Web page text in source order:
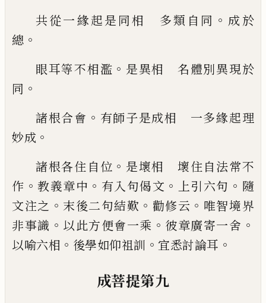
共從一緣起是同相 多類自同 。 成於
總 。
眼耳等不相濫 。 是異相 名體別異現於
同 。
諸根合會 。 有師子是成相 一多緣起理
妙成 。
諸根各住自位 。 是壞相 壞住自法常不
作 。教義章中 。 有入句偈文 。 上引六句 。 隨
文注之 。 末後二句結歎 。 勸修云 。 唯智境界
非事識 。 以此方便會一乘 。 彼章廣寄一舍 。
以喻六相 。 後學如仰祖訓 。 宜悉討論耳 。
成菩提第九